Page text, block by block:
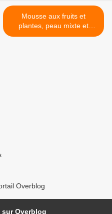
Mousse aux fruits et
plantes, peau mixte et
sensible >
Overblog
Overblog